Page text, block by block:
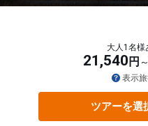
大人1名様
21,540 円
表示
ツアーを選